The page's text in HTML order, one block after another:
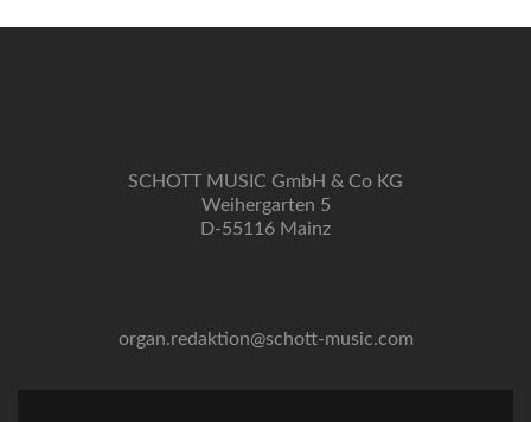
SCHOTT MUSIC GmbH & Co KG
Weihergarten 5
D-55116 Mainz
organ.redaktion@schott-music.com